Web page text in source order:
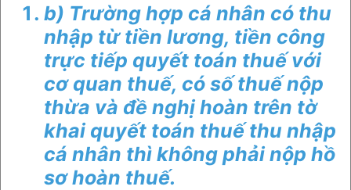
b) Trường hợp cá nhân có thu
nhập từ tiền lương, tiền công
trực tiếp quyết toán thuế với
cơ quan thuế, có số thuế nộp
thừa và đề nghị hoàn trên tờ
khai quyết toán thuế thu nhập
cá nhân thì không phải nộp hồ
sơ hoàn thuế.